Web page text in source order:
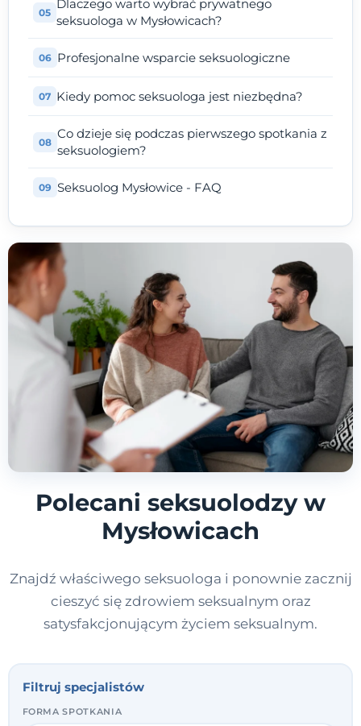
Dlaczego warto wybrać prywatnego
seksuologa w Mysłowicach?
Profesjonalne wsparcie seksuologiczne
Kiedy pomoc seksuologa jest niezbędna?
Co dzieje się podczas pierwszego spotkania z
seksuologiem?
Seksuolog Mysłowice - FAQ
Polecani seksuolodzy w
Mysłowicach
Znajdź właściwego seksuologa i ponownie zacznij
cieszyć się zdrowiem seksualnym oraz
satysfakcjonującym życiem seksualnym.
Filtruj specjalistów
FORMA SPOTKANIA